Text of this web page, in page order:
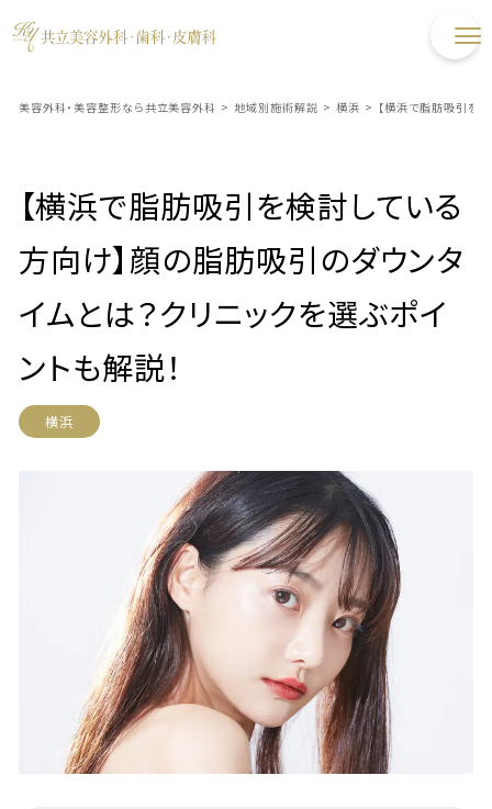
美容外科・美容整形なら共立美容外科 > 地域別施術解説 > 横浜 > 【横浜で脂肪吸引を
【横浜で脂肪吸引を検討している
方向け】顔の脂肪吸引のダウンタ
イムとは？クリニックを選ぶポイ
ントも解説！
横浜